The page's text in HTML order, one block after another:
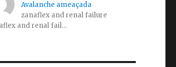
Avalanche ameaçada
zanaflex and renal failure
and renal fail…